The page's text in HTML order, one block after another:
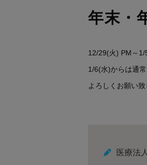
年末・
12/29(火) PM～1/
1/6(水)からは通
よろしくお願い致
医療法